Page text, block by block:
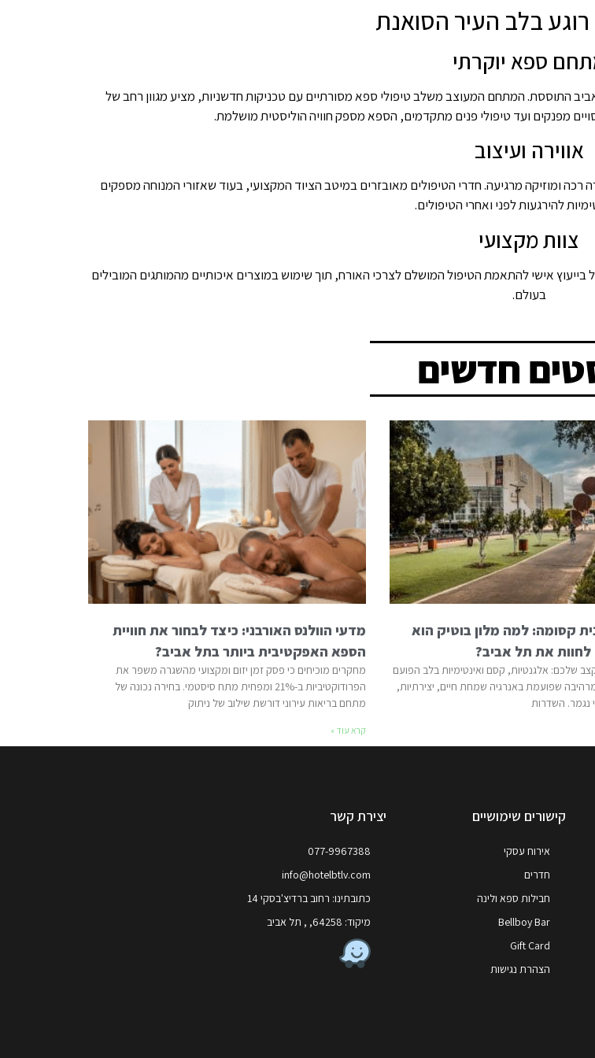
בלב העיר הסואנת
ספא יוקרתי
התוססת. המתחם המעוצב משלב טיפולי ספא מסורתיים עם טכניקות חדשניות, מציע מגוון רחב של
מפנקים ועד טיפולי פנים מתקדמים, הספא מספק חוויה הוליסטית מושלמת.
אווירה ועיצוב
ומוזיקה מרגיעה. חדרי הטיפולים מאובזרים במיטב הציוד המקצועי, בעוד שאזורי המנוחה מספקים
להירגעות לפני ואחרי הטיפולים.
צוות מקצועי
אישי להתאמת הטיפול המושלם לצרכי האורח, תוך שימוש במוצרים איכותיים מהמותגים המובילים
בעולם.
חדשים
קסומה: למה מלון בוטיק הוא
לחוות את תל אביב?
שלכם: אלגנטיות, קסם ואינטימיות בלב הפועם
שפועמת באנרגיה שמחת חיים, יצירתיות,
נגמר. השדרות
מדעי הוולנס האורבני: כיצד לבחור את חוויית
הספא האפקטיבית ביותר בתל אביב?
מחקרים מוכיחים כי פסק זמן יזום ומקצועי מהשגרה משפר את
הפרודוקטיביות ב-21% ומפחית מתח סיסטמי. בחירה נכונה של
מתחם בריאות עירוני דורשת שילוב של ניתוק
קרא עוד »
קישורים שימושיים
אירוח עסקי
חדרים
חבילות ספא ולינה
Bellboy Bar
Gift Card
הצהרת נגישות
יצירת קשר
077-9967388
info@hotelbtlv.com
כתובתינו: רחוב ברדיצ'בסקי 14
מיקוד: 64258, , תל אביב